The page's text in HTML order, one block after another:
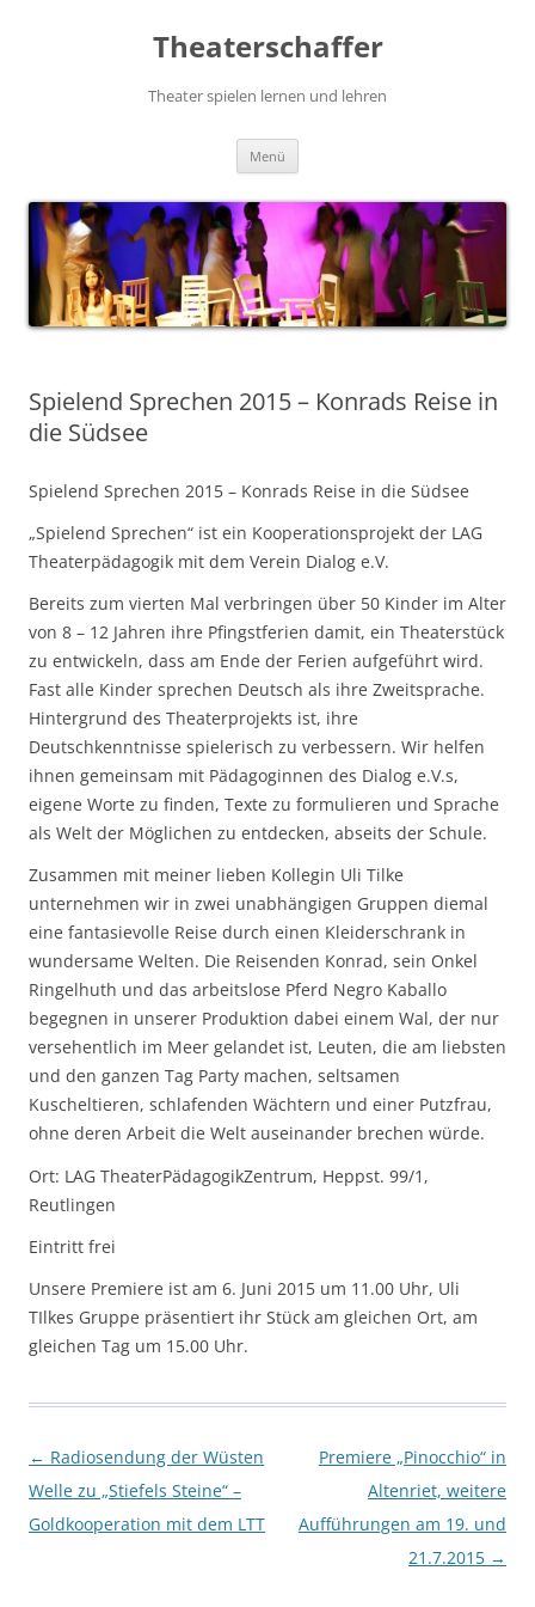
Theaterschaffer
Theater spielen lernen und lehren
Menü
Spielend Sprechen 2015 – Konrads Reise in
die Südsee
Spielend Sprechen 2015 – Konrads Reise in die Südsee
„Spielend Sprechen“ ist ein Kooperationsprojekt der LAG
Theaterpädagogik mit dem Verein Dialog e.V.
Bereits zum vierten Mal verbringen über 50 Kinder im Alter
von 8 – 12 Jahren ihre Pfingstferien damit, ein Theaterstück
zu entwickeln, dass am Ende der Ferien aufgeführt wird.
Fast alle Kinder sprechen Deutsch als ihre Zweitsprache.
Hintergrund des Theaterprojekts ist, ihre
Deutschkenntnisse spielerisch zu verbessern. Wir helfen
ihnen gemeinsam mit Pädagoginnen des Dialog e.V.s,
eigene Worte zu finden, Texte zu formulieren und Sprache
als Welt der Möglichen zu entdecken, abseits der Schule.
Zusammen mit meiner lieben Kollegin Uli Tilke
unternehmen wir in zwei unabhängigen Gruppen diemal
eine fantasievolle Reise durch einen Kleiderschrank in
wundersame Welten. Die Reisenden Konrad, sein Onkel
Ringelhuth und das arbeitslose Pferd Negro Kaballo
begegnen in unserer Produktion dabei einem Wal, der nur
versehentlich im Meer gelandet ist, Leuten, die am liebsten
und den ganzen Tag Party machen, seltsamen
Kuscheltieren, schlafenden Wächtern und einer Putzfrau,
ohne deren Arbeit die Welt auseinander brechen würde.
Ort: LAG TheaterPädagogikZentrum, Heppst. 99/1,
Reutlingen
Eintritt frei
Unsere Premiere ist am 6. Juni 2015 um 11.00 Uhr, Uli
TIlkes Gruppe präsentiert ihr Stück am gleichen Ort, am
gleichen Tag um 15.00 Uhr.
Beitragsnavigation
← Radiosendung der Wüsten
Welle zu „Stiefels Steine“ –
Goldkooperation mit dem LTT
Premiere „Pinocchio“ in
Altenriet, weitere
Aufführungen am 19. und
21.7.2015 →